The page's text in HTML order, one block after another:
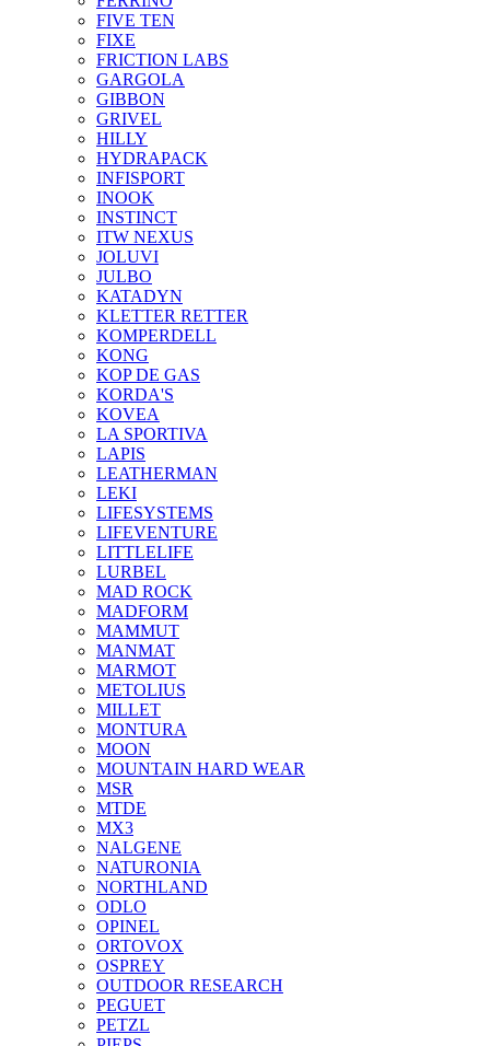
FIVE TEN
FIXE
FRICTION LABS
GARGOLA
GIBBON
GRIVEL
HILLY
HYDRAPACK
INFISPORT
INOOK
INSTINCT
ITW NEXUS
JOLUVI
JULBO
KATADYN
KLETTER RETTER
KOMPERDELL
KONG
KOP DE GAS
KORDA'S
KOVEA
LA SPORTIVA
LAPIS
LEATHERMAN
LEKI
LIFESYSTEMS
LIFEVENTURE
LITTLELIFE
LURBEL
MAD ROCK
MADFORM
MAMMUT
MANMAT
MARMOT
METOLIUS
MILLET
MONTURA
MOON
MOUNTAIN HARD WEAR
MSR
MTDE
MX3
NALGENE
NATURONIA
NORTHLAND
ODLO
OPINEL
ORTOVOX
OSPREY
OUTDOOR RESEARCH
PEGUET
PETZL